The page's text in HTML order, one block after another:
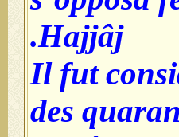
Hajjâj.
Il fut
des